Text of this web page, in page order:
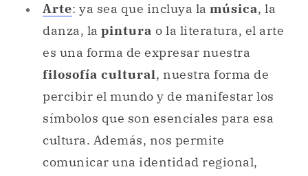
Arte: ya sea que incluya la música, la
danza, la pintura o la literatura, el arte
es una forma de expresar nuestra
filosofía cultural, nuestra forma de
percibir el mundo y de manifestar los
símbolos que son esenciales para esa
cultura. Además, nos permite
comunicar una identidad regional,